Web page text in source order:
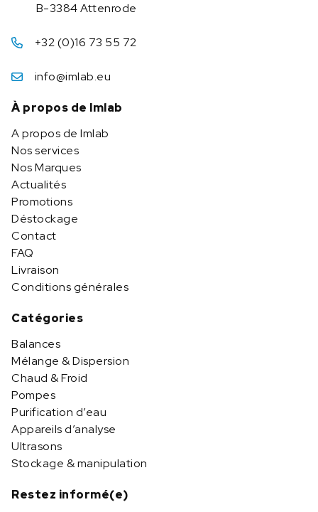
B-3384 Attenrode
+32 (0)16 73 55 72
info@imlab.eu
À propos de Imlab
A propos de Imlab
Nos services
Nos Marques
Actualités
Promotions
Déstockage
Contact
FAQ
Livraison
Conditions générales
Catégories
Balances
Mélange & Dispersion
Chaud & Froid
Pompes
Purification d’eau
Appareils d’analyse
Ultrasons
Stockage & manipulation
Restez informé(e)